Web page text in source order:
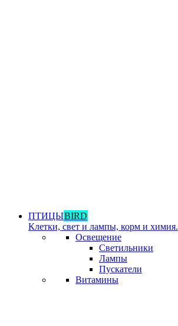
ПТИЦЫBIRD
Клетки, свет и лампы, корм и химия.
Освещение
Светильники
Лампы
Пускатели
Витамины